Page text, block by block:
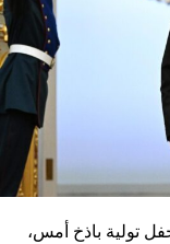
تولية باذخ أمس،